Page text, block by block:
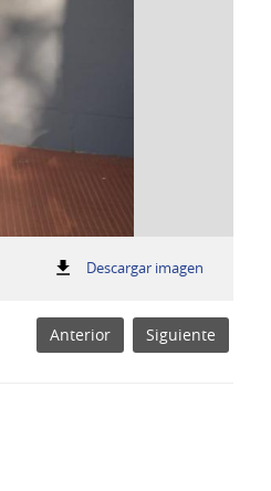
Descargar imagen:
Ejército
Anterior Siguiente